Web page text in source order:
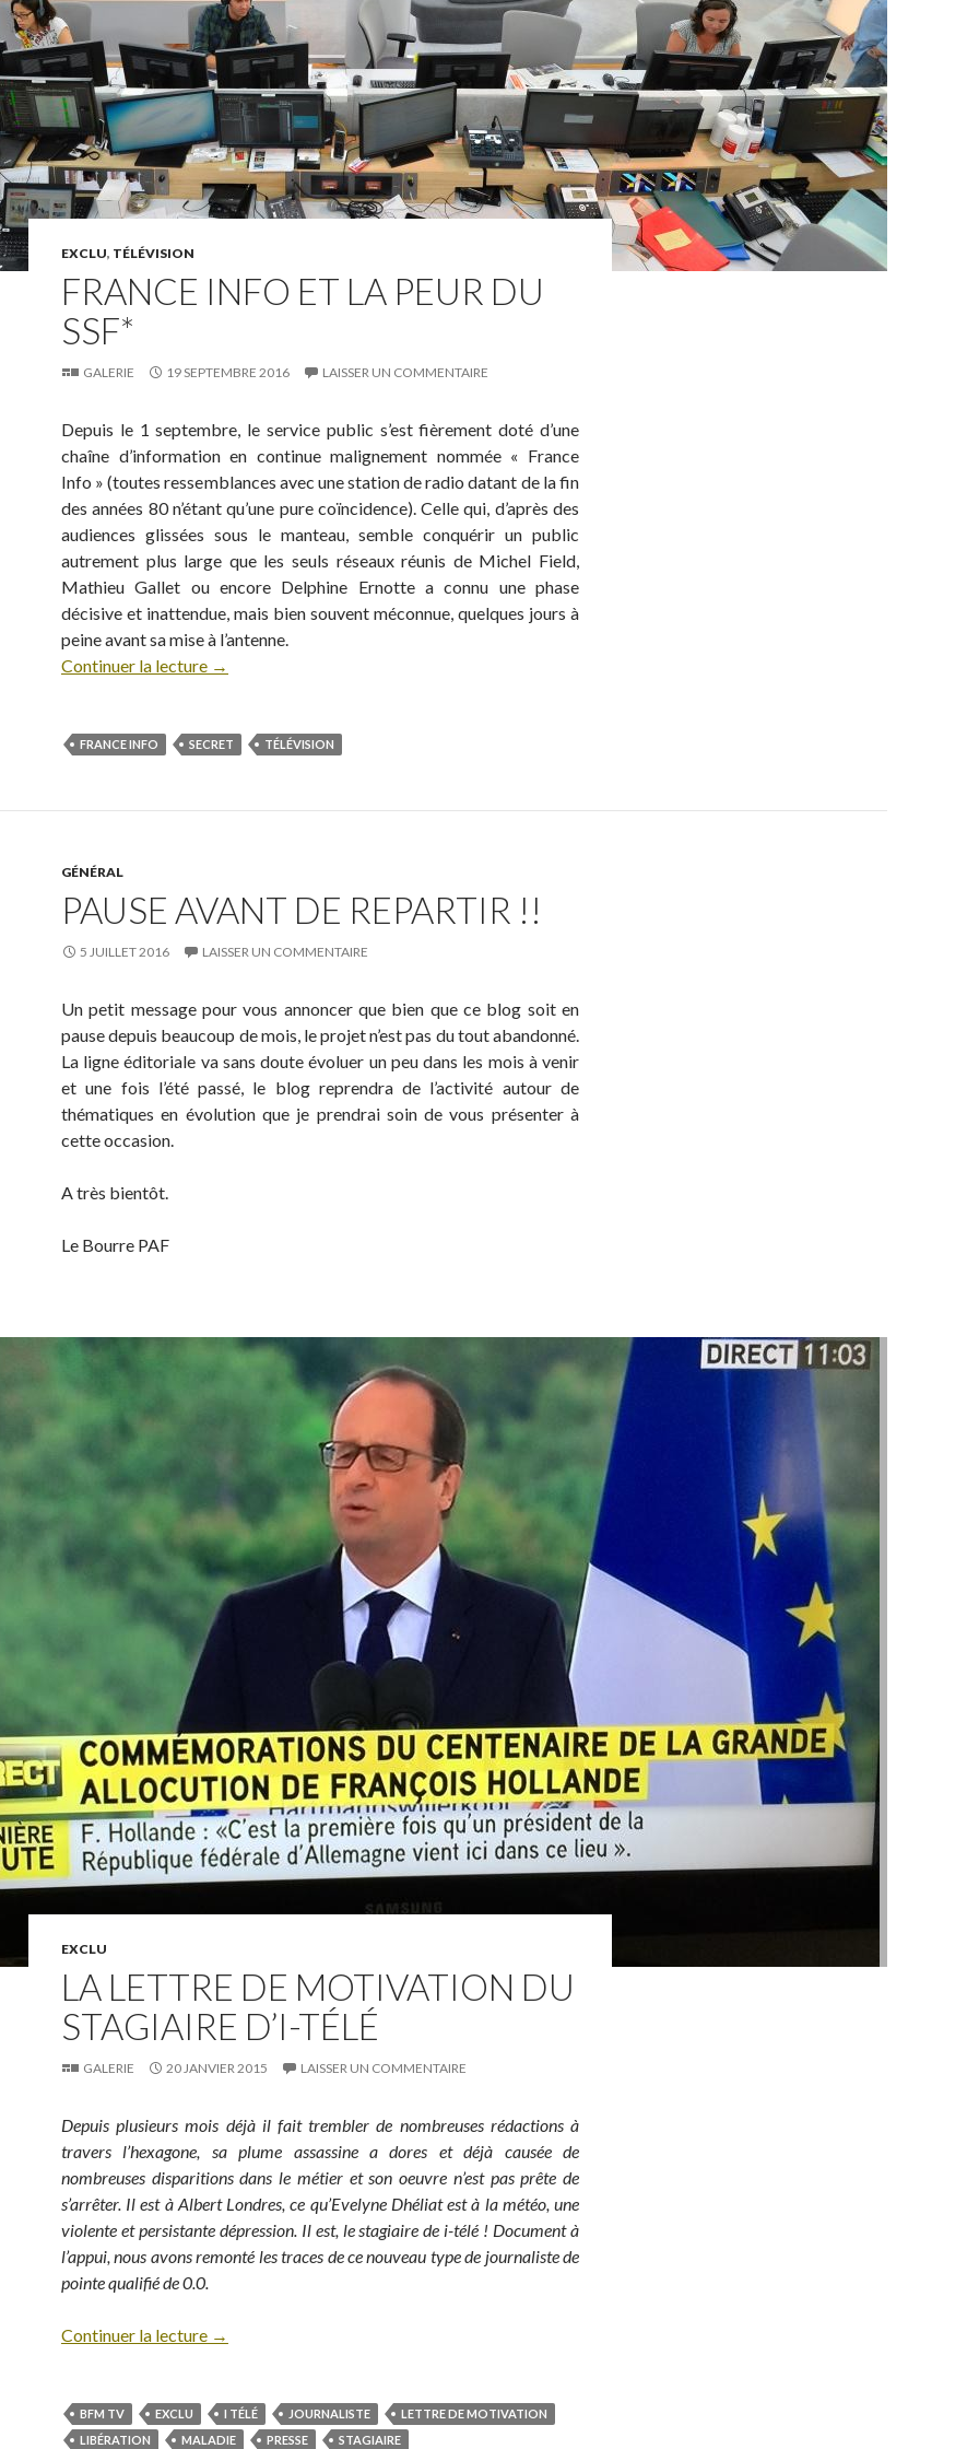
EXCLU, TÉLÉVISION
FRANCE INFO ET LA PEUR DU
SSF*
GALERIE 19 SEPTEMBRE 2016 LAISSER UN COMMENTAIRE
Depuis le 1 septembre, le service public s’est fièrement doté d’une
chaîne d’information en continue malignement nommée « France
Info » (toutes ressemblances avec une station de radio datant de la fin
des années 80 n’étant qu’une pure coïncidence). Celle qui, d’après des
audiences glissées sous le manteau, semble conquérir un public
autrement plus large que les seuls réseaux réunis de Michel Field,
Mathieu Gallet ou encore Delphine Ernotte a connu une phase
décisive et inattendue, mais bien souvent méconnue, quelques jours à
peine avant sa mise à l’antenne.
Continuer la lecture →
FRANCE INFO SECRET TÉLÉVISION
GÉNÉRAL
PAUSE AVANT DE REPARTIR !!
5 JUILLET 2016 LAISSER UN COMMENTAIRE
Un petit message pour vous annoncer que bien que ce blog soit en
pause depuis beaucoup de mois, le projet n’est pas du tout abandonné.
La ligne éditoriale va sans doute évoluer un peu dans les mois à venir
et une fois l’été passé, le blog reprendra de l’activité autour de
thématiques en évolution que je prendrai soin de vous présenter à
cette occasion.
A très bientôt.
Le Bourre PAF
EXCLU
LA LETTRE DE MOTIVATION DU
STAGIAIRE D’I-TÉLÉ
GALERIE 20 JANVIER 2015 LAISSER UN COMMENTAIRE
Depuis plusieurs mois déjà il fait trembler de nombreuses rédactions à
travers l’hexagone, sa plume assassine a dores et déjà causée de
nombreuses disparitions dans le métier et son oeuvre n’est pas prête de
s’arrêter. Il est à Albert Londres, ce qu’Evelyne Dhéliat est à la météo, une
violente et persistante dépression. Il est, le stagiaire de i-télé ! Document à
l’appui, nous avons remonté les traces de ce nouveau type de journaliste de
pointe qualifié de 0.0.
Continuer la lecture →
BFM TV EXCLU I TÉLÉ JOURNALISTE
LETTRE DE MOTIVATION
LIBÉRATION
MALADIE PRESSE STAGIAIRE